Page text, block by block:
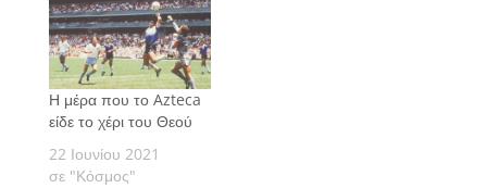
Η μέρα που το Azteca
είδε το χέρι του Θεού
22 Ιουνίου 2021
σε "Κόσμος"